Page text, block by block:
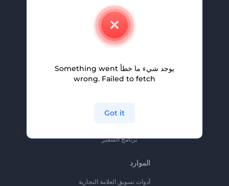
اتصل بنا
وظائف
المساعدة والدعم
سياسة الخصوصية
برنامج السفير
الموارد
أدوات تسويق العلامة التجارية
يوجد شيء ما خطأ Something went
wrong. Failed to fetch
Got it